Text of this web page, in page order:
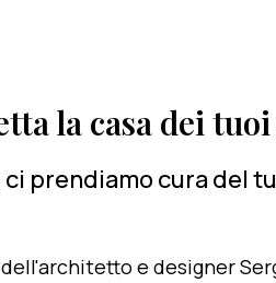
la casa dei
ci prendiamo cura del
e designer